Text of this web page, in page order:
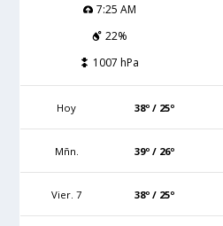
7:25 AM
22%
1007 hPa
Hoy 38º / 25º
Mñn. 39º / 26º
Vier. 7 38º / 25º